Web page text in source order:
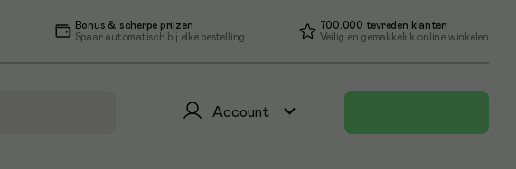
Bonus & scherpe prijzen
Spaar automatisch bij elke bestelling
700.000 tevreden klanten
Veilig en gemakkelijk online winkelen
Account